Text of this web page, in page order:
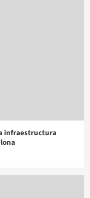
infraestructura